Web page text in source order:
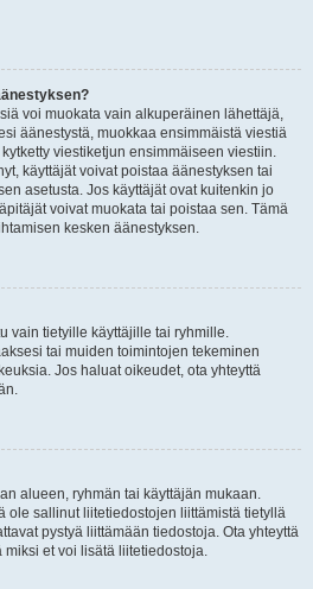
voi muokata vain alkuperäinen lähettäjä,
äänestystä, muokkaa ensimmäistä viestiä
viestiketjun ensimmäiseen viestiin.
käyttäjät voivat poistaa äänestyksen tai
asetusta. Jos käyttäjät ovat kuitenkin jo
voivat muokata tai poistaa sen. Tämä
kesken äänestyksen.
vain tietyille käyttäjille tai ryhmille.
tai muiden toimintojen tekeminen
Jos haluat oikeudet, ota yhteyttä
alueen, ryhmän tai käyttäjän mukaan.
ole sallinut liitetiedostojen liittämistä tietyllä
pystyä liittämään tiedostoja. Ota yhteyttä
et voi lisätä liitetiedostoja.